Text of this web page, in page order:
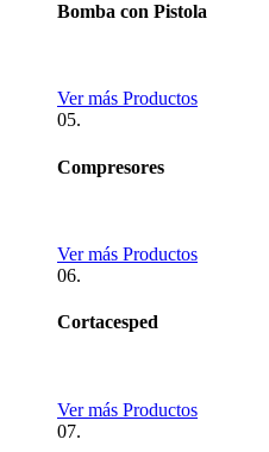
Bomba con Pistola
Ver más Productos
05.
Compresores
Ver más Productos
06.
Cortacesped
Ver más Productos
07.